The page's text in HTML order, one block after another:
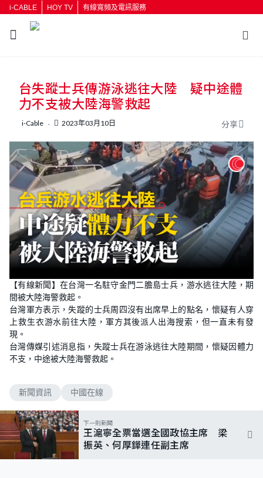
i-CABLE HOY TV 有線寬頻及電訊服務
按輸入鍵開始搜尋
台失蹤士兵傳游泳逃往大陸 疑中途體
力不支被大陸海警救起
i-Cable 2023年03月10日 分享
【有線新聞】在台灣一名駐守金門二膽島士兵，游水逃往大陸，期
間被大陸海警救起。
台灣軍方表示，失蹤的士兵周四沒有出席早上的點名，懷疑有人穿
上救生衣游水前往大陸，軍方其後派人出海搜索，但一直未有發
現。
台灣傳媒引述消息指，失蹤士兵在游泳逃往大陸期間，懷疑因體力
不支，中途被大陸海警救起。
新聞資訊 中國在線
下一則新聞
王滬寧全票當選全國政協主席 梁
振英、何厚鏵連任副主席